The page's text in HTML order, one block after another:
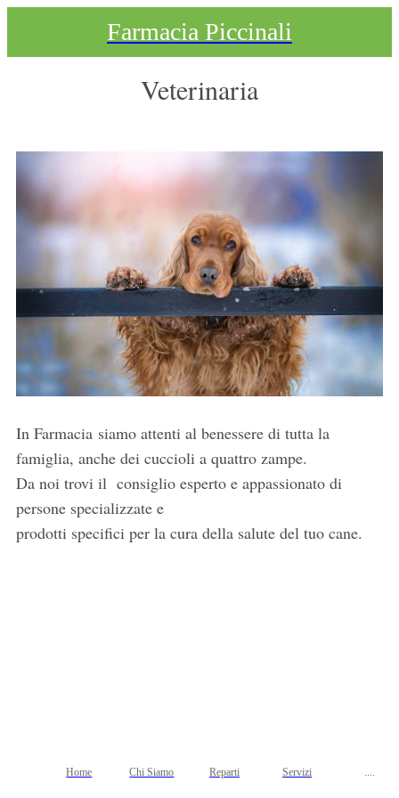
Farmacia Piccinali
Veterinaria
In Farmacia siamo attenti al benessere di tutta la
famiglia, anche dei cuccioli a quattro zampe.
Da noi trovi il consiglio esperto e appassionato di
persone specializzate e
prodotti specifici per la cura della salute del tuo cane.
Home Chi Siamo Reparti Servizi ....